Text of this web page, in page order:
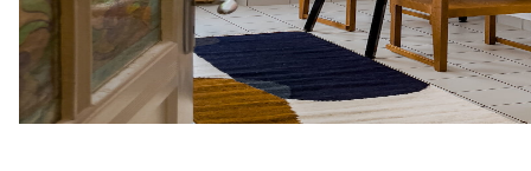
Bristol Places / The Paintworks - Bristol, Royaume-
Uni
The Art of Progress / Espace - London, Royaume-
Uni